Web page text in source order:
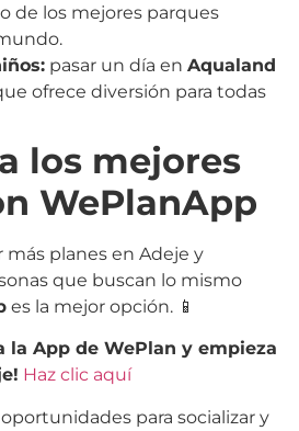
de los mejores parques
pasar un día en Aqualand
ofrece diversión para todas
los mejores
WePlanApp
más planes en Adeje y
que buscan lo mismo
es la mejor opción. 📱
la App de WePlan y empieza
Haz clic aquí
para socializar y